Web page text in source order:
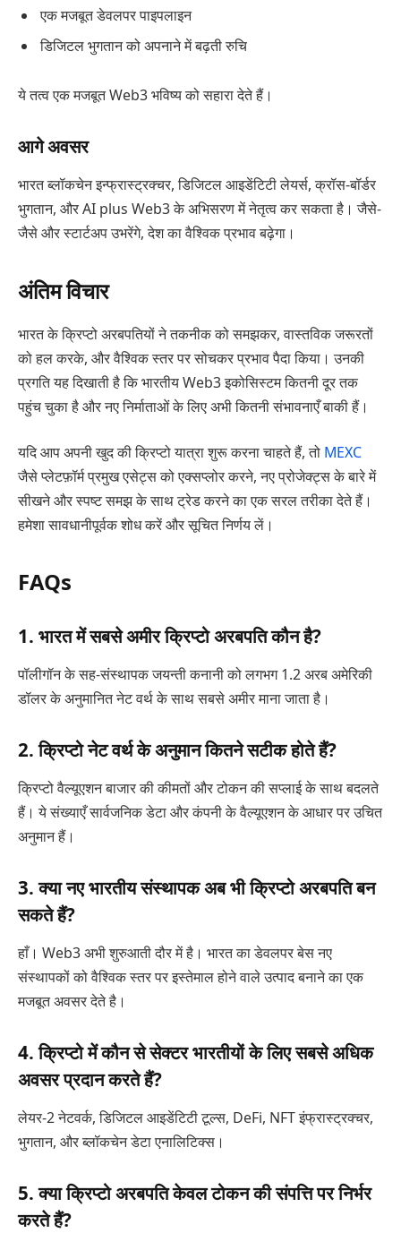
एक मजबूत डेवलपर पाइपलाइन
डिजिटल भुगतान को अपनाने में बढ़ती रुचि
ये तत्व एक मजबूत Web3 भविष्य को सहारा देते हैं।
आगे अवसर
भारत ब्लॉकचेन इन्फ्रास्ट्रक्चर, डिजिटल आइडेंटिटी लेयर्स, क्रॉस-बॉर्डर
भुगतान, और AI plus Web3 के अभिसरण में नेतृत्व कर सकता है। जैसे-
जैसे और स्टार्टअप उभरेंगे, देश का वैश्विक प्रभाव बढ़ेगा।
अंतिम विचार
भारत के क्रिप्टो अरबपतियों ने तकनीक को समझकर, वास्तविक जरूरतों
को हल करके, और वैश्विक स्तर पर सोचकर प्रभाव पैदा किया। उनकी
प्रगति यह दिखाती है कि भारतीय Web3 इकोसिस्टम कितनी दूर तक
पहुंच चुका है और नए निर्माताओं के लिए अभी कितनी संभावनाएँ बाकी हैं।
यदि आप अपनी खुद की क्रिप्टो यात्रा शुरू करना चाहते हैं, तो MEXC
जैसे प्लेटफ़ॉर्म प्रमुख एसेट्स को एक्सप्लोर करने, नए प्रोजेक्ट्स के बारे में
सीखने और स्पष्ट समझ के साथ ट्रेड करने का एक सरल तरीका देते हैं।
हमेशा सावधानीपूर्वक शोध करें और सूचित निर्णय लें।
FAQs
1. भारत में सबसे अमीर क्रिप्टो अरबपति कौन है?
पॉलीगॉन के सह-संस्थापक जयन्ती कनानी को लगभग 1.2 अरब अमेरिकी
डॉलर के अनुमानित नेट वर्थ के साथ सबसे अमीर माना जाता है।
2. क्रिप्टो नेट वर्थ के अनुमान कितने सटीक होते हैं?
क्रिप्टो वैल्यूएशन बाजार की कीमतों और टोकन की सप्लाई के साथ बदलते
हैं। ये संख्याएँ सार्वजनिक डेटा और कंपनी के वैल्यूएशन के आधार पर उचित
अनुमान हैं।
3. क्या नए भारतीय संस्थापक अब भी क्रिप्टो अरबपति बन
सकते हैं?
हाँ। Web3 अभी शुरुआती दौर में है। भारत का डेवलपर बेस नए
संस्थापकों को वैश्विक स्तर पर इस्तेमाल होने वाले उत्पाद बनाने का एक
मजबूत अवसर देते है।
4. क्रिप्टो में कौन से सेक्टर भारतीयों के लिए सबसे अधिक
अवसर प्रदान करते हैं?
लेयर-2 नेटवर्क, डिजिटल आइडेंटिटी टूल्स, DeFi, NFT इंफ्रास्ट्रक्चर,
भुगतान, और ब्लॉकचेन डेटा एनालिटिक्स।
5. क्या क्रिप्टो अरबपति केवल टोकन की संपत्ति पर निर्भर
करते हैं?